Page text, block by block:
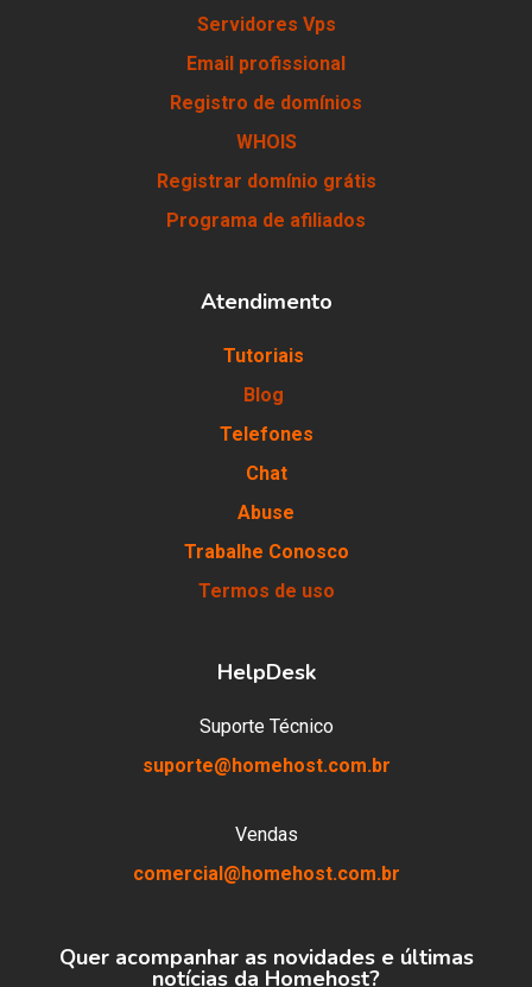
Servidores Vps
Email profissional
Registro de domínios
WHOIS
Registrar domínio grátis
Programa de afiliados
Atendimento
Tutoriais
Blog
Telefones
Chat
Abuse
Trabalhe Conosco
Termos de uso
HelpDesk
Suporte Técnico
suporte@homehost.com.br
Vendas
comercial@homehost.com.br
Quer acompanhar as novidades e últimas
notícias da Homehost?